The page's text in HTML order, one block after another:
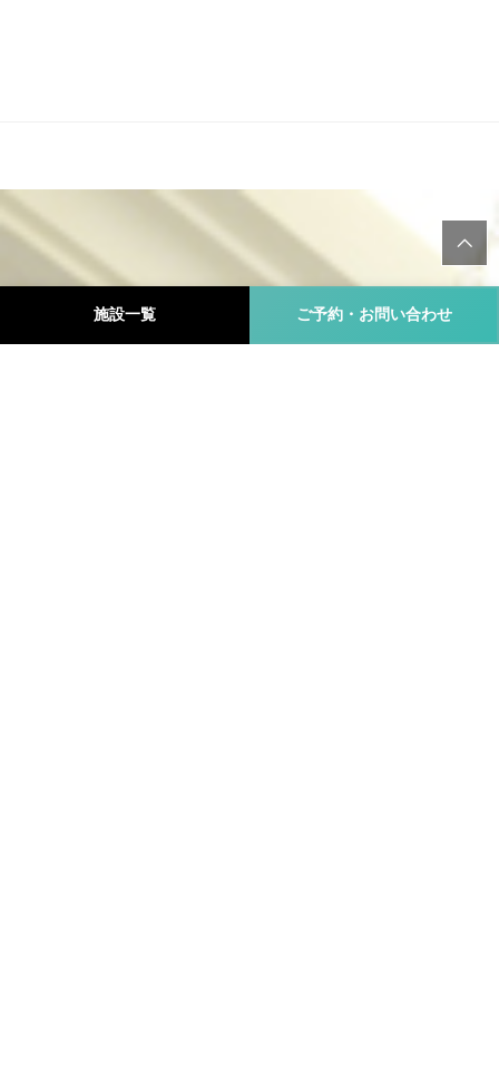
施設一覧 ご予約・お問い合わせ